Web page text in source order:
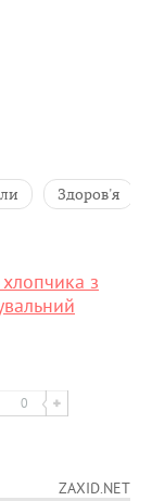
Здоров'я
з
0
ZAXID.NET